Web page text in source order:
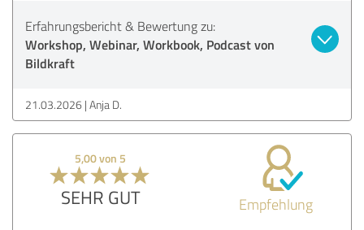
Erfahrungsbericht & Bewertung zu:
Workshop, Webinar, Workbook, Podcast von
Bildkraft
21.03.2026 Anja D.
5,00 von 5
SEHR GUT Empfehlung